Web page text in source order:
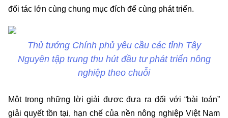
đối tác lớn cùng chung mục đích để cùng phát triển.
Thủ tướng Chính phủ yêu cầu các tỉnh Tây
Nguyên tập trung thu hút đầu tư phát triển nông
nghiệp theo chuỗi
Một trong những lời giải được đưa ra đối với “bài toán”
giải quyết tồn tại, hạn chế của nền nông nghiệp Việt Nam